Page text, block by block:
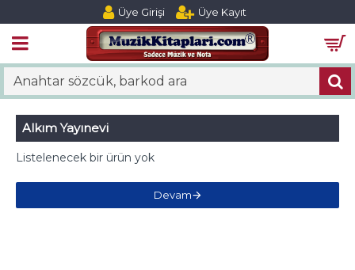
Üye Girişi Üye Kayıt
Alkım Yayınevi
Listelenecek bir ürün yok
Devam